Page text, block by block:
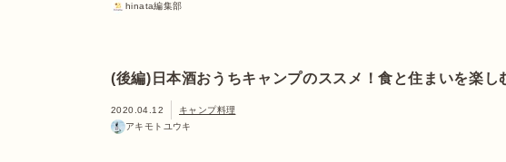
hinata編集部
(後編)日本酒おうちキャンプのススメ！食と住まいを楽し
2020.04.12
キャンプ料理
アキモトユウキ